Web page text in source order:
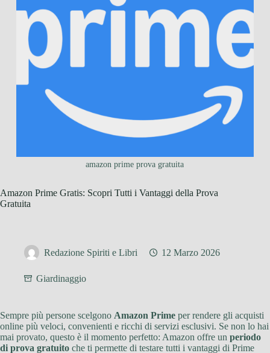
amazon prime prova gratuita
Amazon Prime Gratis: Scopri Tutti i Vantaggi della Prova
Gratuita
Redazione Spiriti e Libri 12 Marzo 2026
Giardinaggio
Sempre più persone scelgono Amazon Prime per rendere gli acquisti
online più veloci, convenienti e ricchi di servizi esclusivi. Se non lo hai
mai provato, questo è il momento perfetto: Amazon offre un periodo
di prova gratuito che ti permette di testare tutti i vantaggi di Prime